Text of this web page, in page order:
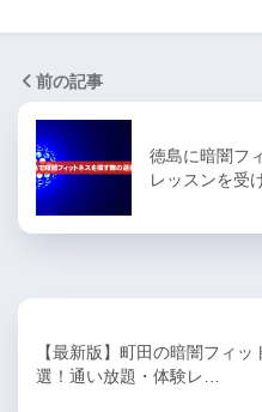
前の記事
徳島に暗闇フ
レッスンを受
【最新版】町田の暗闇フィ
選！通い放題・体験レ…